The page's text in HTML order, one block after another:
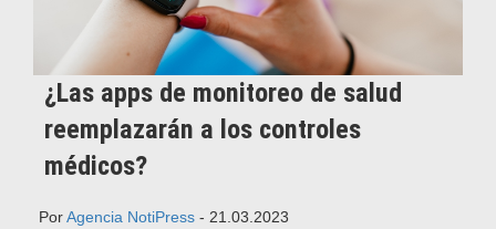
¿Las apps de monitoreo de salud
reemplazarán a los controles
médicos?
PorAgencia NotiPress - 21.03.2023